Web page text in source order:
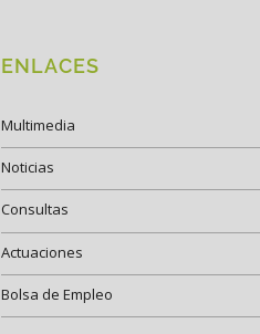
ENLACES
Multimedia
Noticias
Consultas
Actuaciones
Bolsa de Empleo